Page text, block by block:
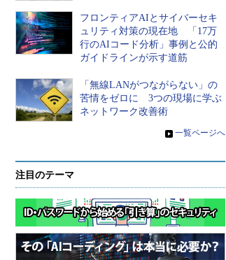
フロンティアAIとサイバーセキ
ュリティ対策の現在地 「17万
行のAIコード分析」事例と公的
ガイドラインが示す道筋
「無線LANがつながらない」の
苦情をゼロに 3つの現場に学ぶ
ネットワーク改善術
» 一覧ページへ
注目のテーマ